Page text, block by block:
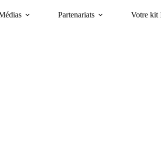
Partenariats Votre kit